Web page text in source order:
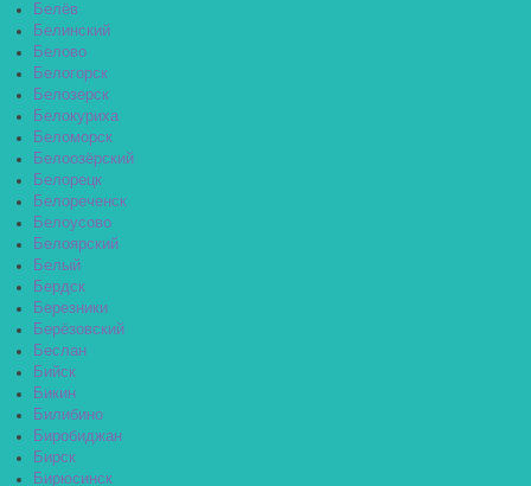
Белёв
Белинский
Белово
Белогорск
Белозерск
Белокуриха
Беломорск
Белоозёрский
Белорецк
Белореченск
Белоусово
Белоярский
Белый
Бердск
Березники
Берёзовский
Беслан
Бийск
Бикин
Билибино
Биробиджан
Бирск
Бирюсинск